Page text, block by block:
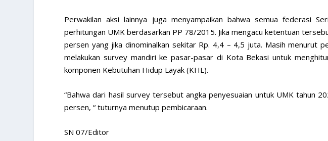
Perwakilan aksi lainnya juga menyampaikan bahwa semua federasi
perhitungan UMK berdasarkan PP 78/2015. Jika mengacu ketentuan
persen yang jika dinominalkan sekitar Rp. 4,4 – 4,5 juta. Masih menurut
melakukan survey mandiri ke pasar-pasar di Kota Bekasi untuk
komponen Kebutuhan Hidup Layak (KHL).
“Bahwa dari hasil survey tersebut angka penyesuaian untuk UMK tahun
persen, “ tuturnya menutup pembicaraan.
SN 07/Editor